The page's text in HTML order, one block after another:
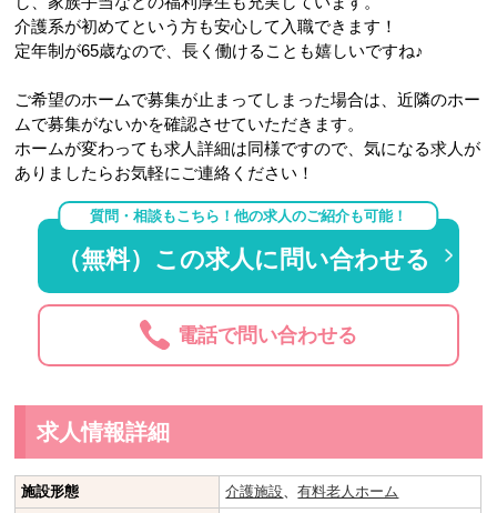
介護系が初めてという方も安心して入職できます！
定年制が65歳なので、長く働けることも嬉しいですね♪
ご希望のホームで募集が止まってしまった場合は、近隣のホー
ムで募集がないかを確認させていただきます。
ホームが変わっても求人詳細は同様ですので、気になる求人が
ありましたらお気軽にご連絡ください！
質問・相談もこちら！他の求人のご紹介も可能！
（無料）この求人に問い合わせる
電話で問い合わせる
求人情報詳細
施設形態 介護施設 、有料老人ホーム